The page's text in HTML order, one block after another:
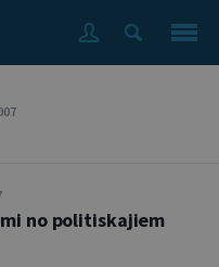
no politiskajiem